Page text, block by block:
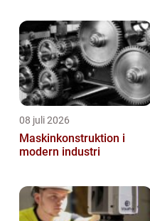
världen över. I
en ...
08 juli 2026
Maskinkonstruktion i
modern industri